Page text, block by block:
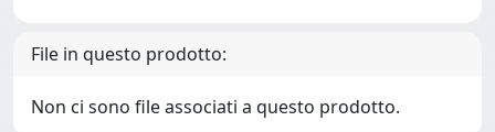
File in questo prodotto:
Non ci sono file associati a questo prodotto.